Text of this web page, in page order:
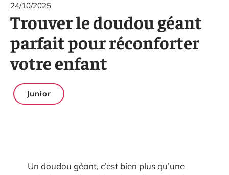
24/10/2025
Trouver le doudou géant
parfait pour réconforter
votre enfant
Junior
Un doudou géant, c’est bien plus qu’une